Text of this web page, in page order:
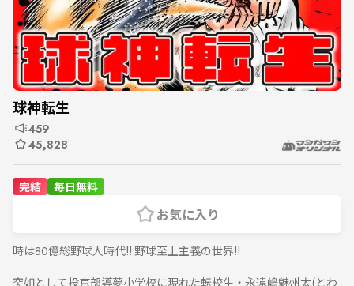
球神転生
459
45,828
完結 毎日無料
お気に入り
時は80億総野球人時代!! 野球至上主義の世界!!
突如として投京部導夢小学校に現れた転校生・永遠嶋魅州太(とわ